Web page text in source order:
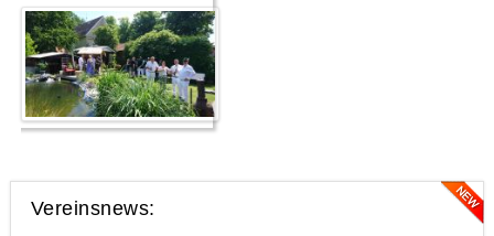
Vereinsnews: